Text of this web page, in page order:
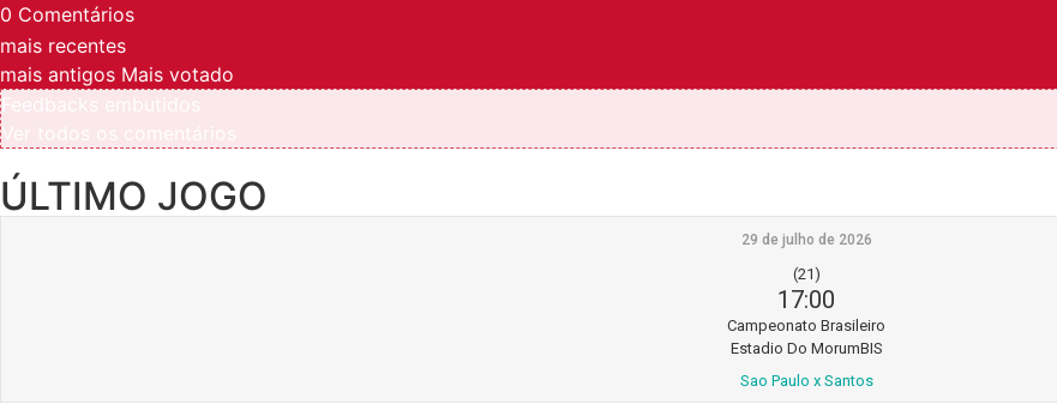
0 Comentários
mais recentes
mais antigos Mais votado
ÚLTIMO JOGO
29 de julho de 2026
(21)
17:00
Campeonato Brasileiro
Estadio Do MorumBIS
Sao Paulo x Santos